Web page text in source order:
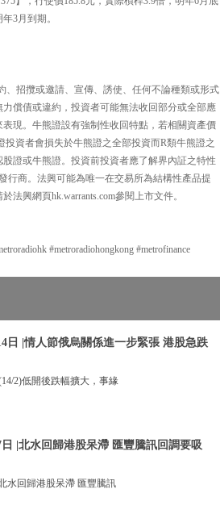
3月到期。
招攬或邀請、宣傳、誘使、任何不論種類或形式
償債或違約，投資者可能無法收回部分或全部應
現。牛熊證設有強制性收回特點，若相關資產價
資者會損失於牛熊證之全部投資而R類牛熊證之
證或牛熊證。投資前投資者應了解界內証之特性
行商。法興可能為唯一在交易所為結構性產品提
興網頁hk.warrants.com參閱上市文件。
#metroradiohongkong #metrofinance
日 |情人節俄烏關係進一步緊張 港股急跌
2)低開後跌幅擴大，事緣
日 |北水回歸港股呆滯 匯豐騰訊回調要吸
水回歸港股呆滯 匯豐騰訊